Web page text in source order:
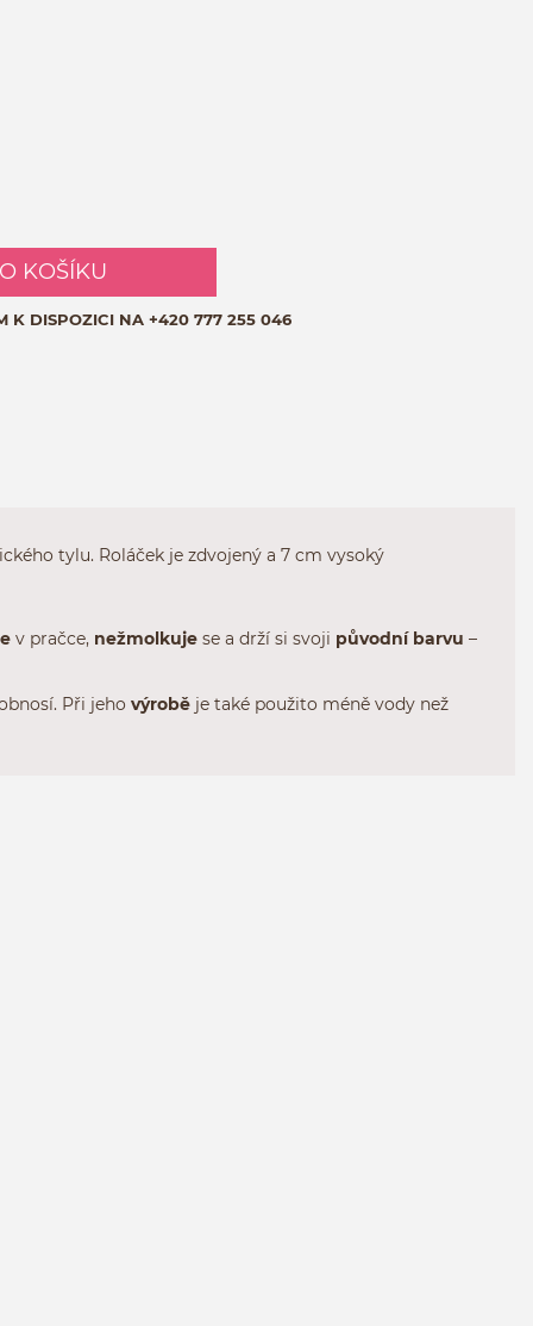
KOŠÍKU
K DISPOZICI NA +420 777 255 046
tylu. Roláček je zdvojený a 7 cm vysoký
v pračce, nežmolkujese a drží si svoji původní barvu –
Při jeho výroběje také použito méně vody než